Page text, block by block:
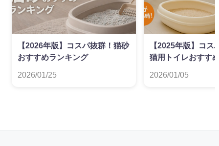
【2026年版】コスパ抜群！猫砂
おすすめランキング
2026/01/25
【2025年版】コス
猫用トイレおすす
2026/01/05